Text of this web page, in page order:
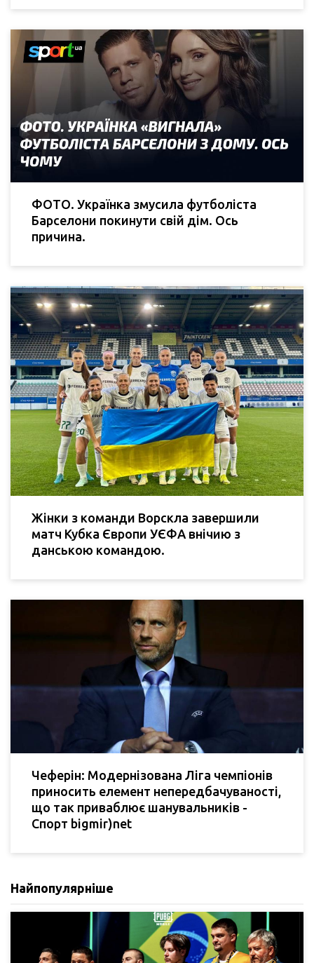
ФОТО. Українка змусила футболіста
Барселони покинути свій дім. Ось
причина.
Жінки з команди Ворскла завершили
матч Кубка Європи УЄФА внічию з
данською командою.
Чеферін: Модернізована Ліга чемпіонів
приносить елемент непередбачуваності,
що так приваблює шанувальників -
Спорт bigmir)net
Найпопулярніше